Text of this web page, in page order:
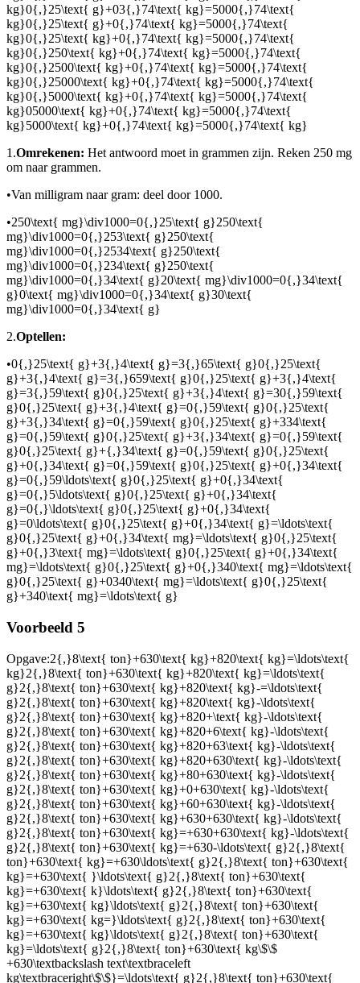
kg}0{,}25\text{ g}+03{,}74\text{ kg}=5000{,}74\text{
kg}0{,}25\text{ g}+0{,}74\text{ kg}=5000{,}74\text{
kg}0{,}25\text{ kg}+0{,}74\text{ kg}=5000{,}74\text{
kg}0{,}250\text{ kg}+0{,}74\text{ kg}=5000{,}74\text{
kg}0{,}2500\text{ kg}+0{,}74\text{ kg}=5000{,}74\text{
kg}0{,}25000\text{ kg}+0{,}74\text{ kg}=5000{,}74\text{
kg}0{,}5000\text{ kg}+0{,}74\text{ kg}=5000{,}74\text{
kg}05000\text{ kg}+0{,}74\text{ kg}=5000{,}74\text{
kg}5000\text{ kg}+0{,}74\text{ kg}=5000{,}74\text{ kg}
1.Omrekenen: Het antwoord moet in grammen zijn. Reken 250 mg
om naar grammen.
•Van milligram naar gram: deel door 1000.
•250\text{ mg}\div1000=0{,}25\text{ g}250\text{
mg}\div1000=0{,}253\text{ g}250\text{
mg}\div1000=0{,}2534\text{ g}250\text{
mg}\div1000=0{,}234\text{ g}250\text{
mg}\div1000=0{,}34\text{ g}20\text{ mg}\div1000=0{,}34\text{
g}0\text{ mg}\div1000=0{,}34\text{ g}30\text{
mg}\div1000=0{,}34\text{ g}
2.Optellen:
•0{,}25\text{ g}+3{,}4\text{ g}=3{,}65\text{ g}0{,}25\text{
g}+3{,}4\text{ g}=3{,}659\text{ g}0{,}25\text{ g}+3{,}4\text{
g}=3{,}59\text{ g}0{,}25\text{ g}+3{,}4\text{ g}=30{,}59\text{
g}0{,}25\text{ g}+3{,}4\text{ g}=0{,}59\text{ g}0{,}25\text{
g}+3{,}34\text{ g}=0{,}59\text{ g}0{,}25\text{ g}+334\text{
g}=0{,}59\text{ g}0{,}25\text{ g}+3{,}34\text{ g}=0{,}59\text{
g}0{,}25\text{ g}+{,}34\text{ g}=0{,}59\text{ g}0{,}25\text{
g}+0{,}34\text{ g}=0{,}59\text{ g}0{,}25\text{ g}+0{,}34\text{
g}=0{,}59\ldots\text{ g}0{,}25\text{ g}+0{,}34\text{
g}=0{,}5\ldots\text{ g}0{,}25\text{ g}+0{,}34\text{
g}=0{,}\ldots\text{ g}0{,}25\text{ g}+0{,}34\text{
g}=0\ldots\text{ g}0{,}25\text{ g}+0{,}34\text{ g}=\ldots\text{
g}0{,}25\text{ g}+0{,}34\text{ mg}=\ldots\text{ g}0{,}25\text{
g}+0{,}3\text{ mg}=\ldots\text{ g}0{,}25\text{ g}+0{,}34\text{
mg}=\ldots\text{ g}0{,}25\text{ g}+0{,}340\text{ mg}=\ldots\text{
g}0{,}25\text{ g}+0340\text{ mg}=\ldots\text{ g}0{,}25\text{
g}+340\text{ mg}=\ldots\text{ g}
Voorbeeld 5
Opgave:2{,}8\text{ ton}+630\text{ kg}+820\text{ kg}=\ldots\text{
kg}2{,}8\text{ ton}+630\text{ kg}+820\text{ kg}=\ldots\text{
g}2{,}8\text{ ton}+630\text{ kg}+820\text{ kg}-=\ldots\text{
g}2{,}8\text{ ton}+630\text{ kg}+820\text{ kg}-\ldots\text{
g}2{,}8\text{ ton}+630\text{ kg}+820+\text{ kg}-\ldots\text{
g}2{,}8\text{ ton}+630\text{ kg}+820+6\text{ kg}-\ldots\text{
g}2{,}8\text{ ton}+630\text{ kg}+820+63\text{ kg}-\ldots\text{
g}2{,}8\text{ ton}+630\text{ kg}+820+630\text{ kg}-\ldots\text{
g}2{,}8\text{ ton}+630\text{ kg}+80+630\text{ kg}-\ldots\text{
g}2{,}8\text{ ton}+630\text{ kg}+0+630\text{ kg}-\ldots\text{
g}2{,}8\text{ ton}+630\text{ kg}+60+630\text{ kg}-\ldots\text{
g}2{,}8\text{ ton}+630\text{ kg}+630+630\text{ kg}-\ldots\text{
g}2{,}8\text{ ton}+630\text{ kg}=+630+630\text{ kg}-\ldots\text{
g}2{,}8\text{ ton}+630\text{ kg}=+630-\ldots\text{ g}2{,}8\text{
ton}+630\text{ kg}=+630\ldots\text{ g}2{,}8\text{ ton}+630\text{
kg}=+630\text{ }\ldots\text{ g}2{,}8\text{ ton}+630\text{
kg}=+630\text{ k}\ldots\text{ g}2{,}8\text{ ton}+630\text{
kg}=+630\text{ kg}\ldots\text{ g}2{,}8\text{ ton}+630\text{
kg}=+630\text{ kg=}\ldots\text{ g}2{,}8\text{ ton}+630\text{
kg}=+630\text{ kg}\ldots\text{ g}2{,}8\text{ ton}+630\text{
kg}=\ldots\text{ g}2{,}8\text{ ton}+630\text{ kg\$\$
+630\textbackslash text\textbraceleft
kg\textbraceright\$\$}=\ldots\text{ g}2{,}8\text{ ton}+630\text{